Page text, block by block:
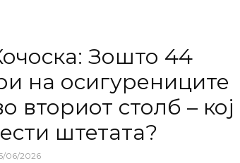
Зошто 44
на осигурениците
вториот столб – кој
штетата?
06/2026